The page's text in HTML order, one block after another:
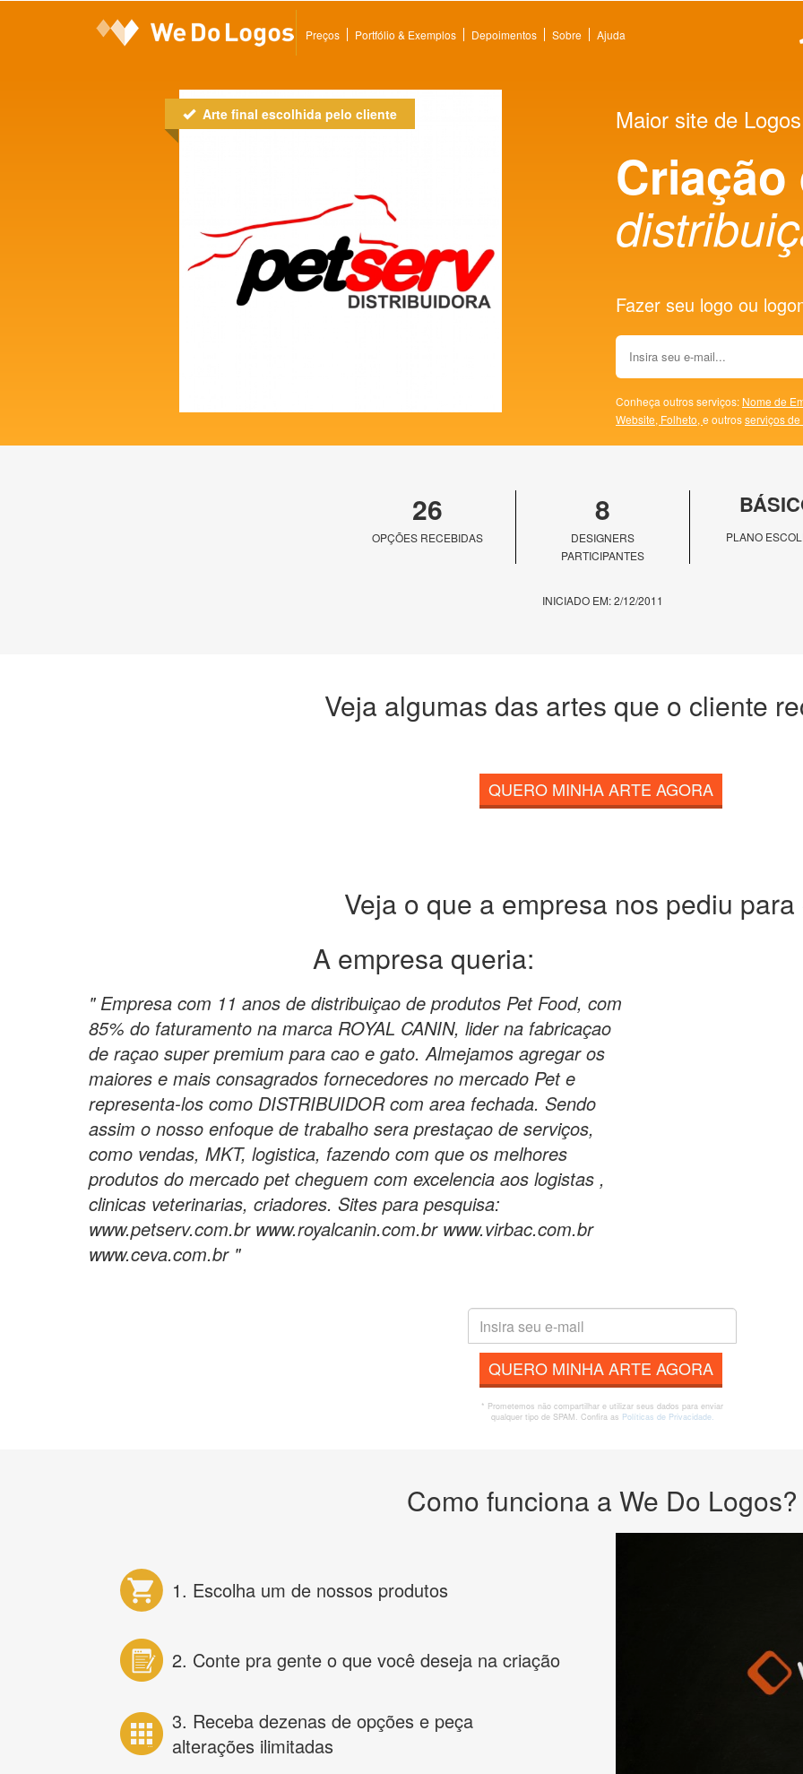
Preços Portfólio & Exemplos Depoimentos Sobre Ajuda
Arte final escolhida pelo cliente Maior site de
Criação
Fazer seu logo ou
Conheça outros serviços: Nome de
Website, Folheto, e outrosserviços
26
OPÇÕES RECEBIDAS
8
DESIGNERS
PARTICIPANTES
PLANO
INICIADO EM: 2/12/2011
Veja algumas das artes que o cliente
QUERO MINHA ARTE AGORA
Veja o que a empresa nos pediu para
A empresa queria:
" Empresa com 11 anos de distribuiçao de produtos Pet Food, com
85% do faturamento na marca ROYAL CANIN, lider na fabricaçao
de raçao super premium para cao e gato. Almejamos agregar os
maiores e mais consagrados fornecedores no mercado Pet e
representa-los como DISTRIBUIDOR com area fechada. Sendo
assim o nosso enfoque de trabalho sera prestaçao de serviços,
como vendas, MKT, logistica, fazendo com que os melhores
produtos do mercado pet cheguem com excelencia aos logistas ,
clinicas veterinarias, criadores. Sites para pesquisa:
www.petserv.com.br www.royalcanin.com.br www.virbac.com.br
www.ceva.com.br "
QUERO MINHA ARTE AGORA
* Prometemos não compartilhar e utilizar seus dados para enviar
qualquer tipo de SPAM. Confira as Políticas de Privacidade.
Como funciona a We Do Logos?
1. Escolha um de nossos produtos
2. Conte pra gente o que você deseja na criação
3. Receba dezenas de opções e peça
alterações ilimitadas